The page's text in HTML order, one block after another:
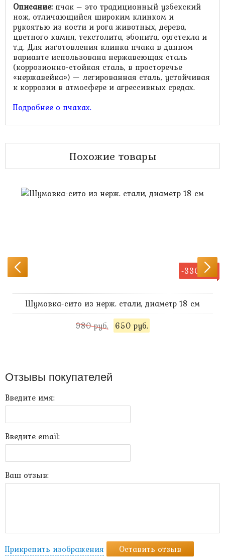
Описание: пчак – это традиционный узбекский
нож, отличающийся широким клинком и
рукоятью из кости и рога животных, дерева,
цветного камня, текстолита, эбонита, оргстекла и
т.д. Для изготовления клинка пчака в данном
варианте использована нержавеющая сталь
(коррозионно-стойкая сталь, в просторечье
«нержавейка») — легированная сталь, устойчивая
к коррозии в атмосфере и агрессивных средах.
Подробнее о пчаках.
-330 руб.
Шумовка-сито из нерж. стали, диаметр 18 см
980 руб.
650 руб.
Отзывы покупателей
Введите имя:
Введите email:
Ваш отзыв:
Прикрепить изображения Оставить отзыв